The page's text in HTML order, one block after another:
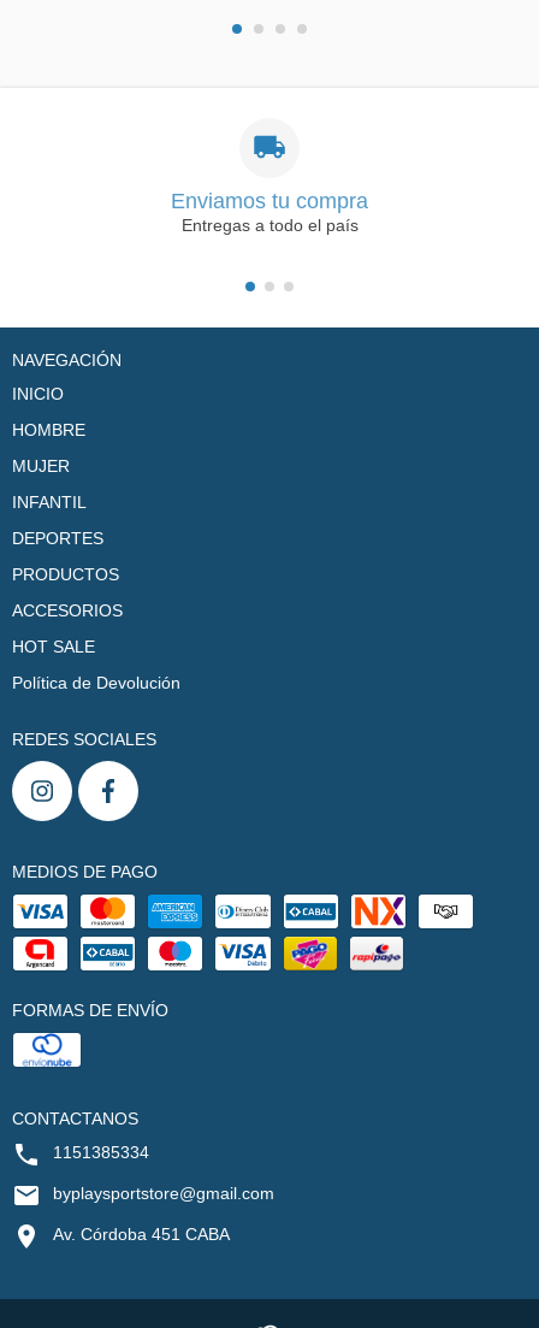
Enviamos tu compra
Entregas a todo el país
NAVEGACIÓN
INICIO
HOMBRE
MUJER
INFANTIL
DEPORTES
PRODUCTOS
ACCESORIOS
HOT SALE
Política de Devolución
REDES SOCIALES
MEDIOS DE PAGO
FORMAS DE ENVÍO
CONTACTANOS
1151385334
byplaysportstore@gmail.com
Av. Córdoba 451 CABA